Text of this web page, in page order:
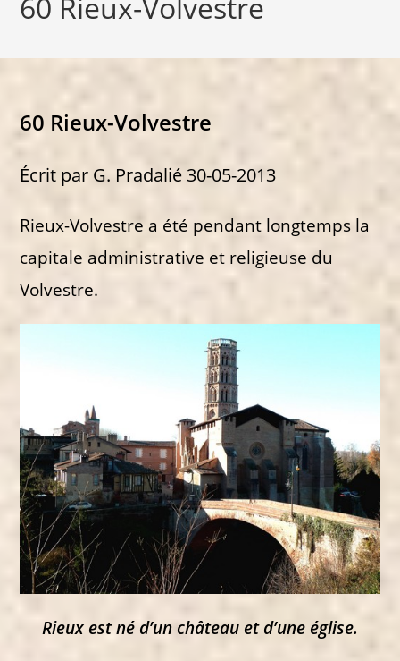
60 Rieux-Volvestre
Écrit par G. Pradalié 30-05-2013
Rieux-Volvestre a été pendant longtemps la
capitale administrative et religieuse du
Volvestre.
Rieux est né d’un château et d’une église.